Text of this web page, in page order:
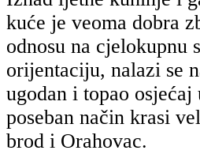
kuće je veoma dobra
odnosu na cjelokupnu
orijentaciju, nalazi se
ugodan i topao
poseban način krasi
brod i Orahovac.